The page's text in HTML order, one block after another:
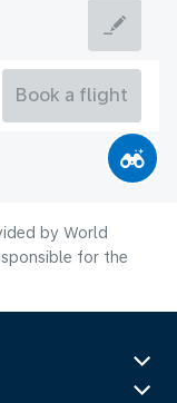
Book a flight
by World
for the